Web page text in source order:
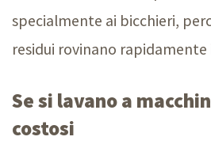
specialmente ai bicchieri,
residui rovinano rapidamente
Se si lavano a
costosi